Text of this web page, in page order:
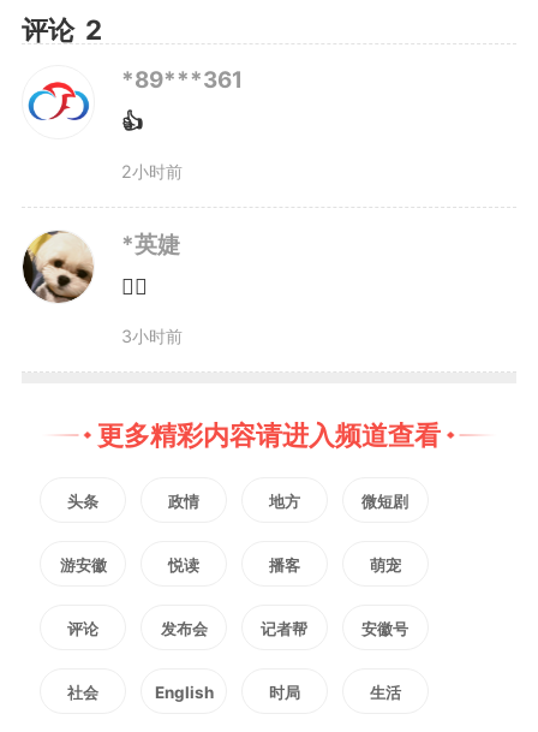
信息，不要缴纳押金，一把长柄伞
就这么递了出去。
合新闻记者了解到，这名借伞
人叫石学明，他老家在安庆，在江
苏徐州开了一家废弃物收集公司。
5月23日晚上，石学明在南京
出差期间，召集多地项目负责开
会。其间，石学明交代马鞍山项目
负责人朱树冰，“辛苦你一下，去
买一百把雨伞，给和县霸王祠景区
评论 2
*89***361
👍
2小时前
*英婕
👍🏼
3小时前
更多精彩内容请进入频道查看
头条 政情 地方 微短剧
游安徽 悦读 播客 萌宠
评论 发布会 记者帮 安徽号
社会 English 时局 生活